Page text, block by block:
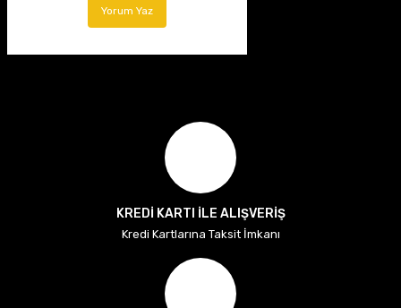
Yorum Yaz
KREDİ KARTI İLE ALIŞVERİŞ
Kredi Kartlarına Taksit İmkanı